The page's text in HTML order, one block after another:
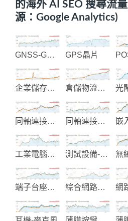
的海外 AI SEO 搜尋流
源：Google Analytics)
GNSS-GPS系統整合 GPS晶片
企業儲存解決方案 倉儲物流整合規劃與貨架立安裝
同軸連接器-射頻連接器 同軸連接器設計製造
工業電腦機殼-面板-散熱片 測試設備-光能模組-光纖組件
端子台座製造 綜合網路佈線產品